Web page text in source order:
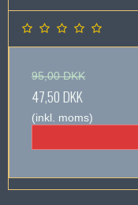
95,00 DKK
47,50 DKK
(inkl. moms)